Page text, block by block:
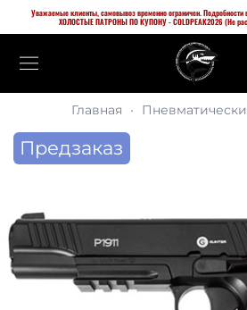
Уважаемые клиенты, самовывоз временно ограничен.
ХОЛОСТЫЕ ПАТРОНЫ ПО КУПОНУ - COLDPEAK2026 (Не
Главная
Предзаказ